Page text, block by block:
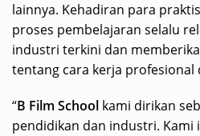
lainnya. Kehadiran para
proses pembelajaran selalu
industri terkini dan
tentang cara kerja profesional
“B Film School kami dirikan
pendidikan dan industri. Kami